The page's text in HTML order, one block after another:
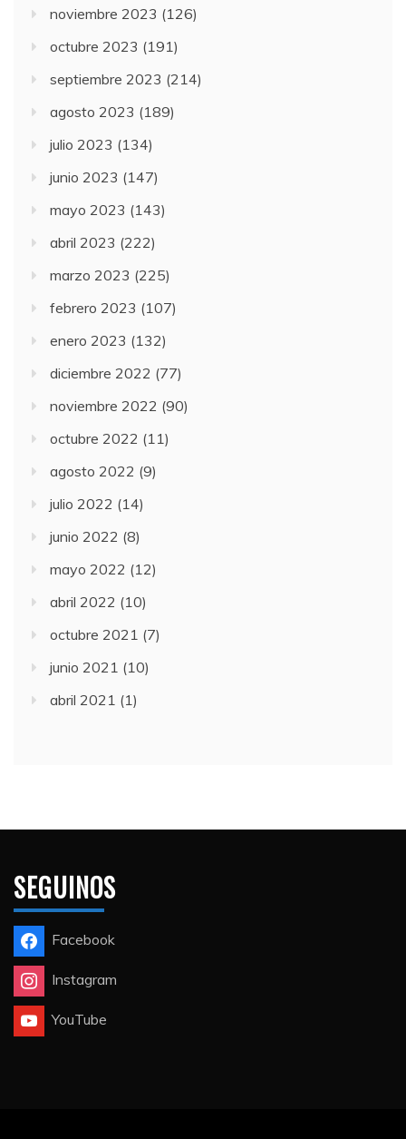
noviembre 2023 (126)
octubre 2023 (191)
septiembre 2023 (214)
agosto 2023 (189)
julio 2023 (134)
junio 2023 (147)
mayo 2023 (143)
abril 2023 (222)
marzo 2023 (225)
febrero 2023 (107)
enero 2023 (132)
diciembre 2022 (77)
noviembre 2022 (90)
octubre 2022 (11)
agosto 2022 (9)
julio 2022 (14)
junio 2022 (8)
mayo 2022 (12)
abril 2022 (10)
octubre 2021 (7)
junio 2021 (10)
abril 2021 (1)
SEGUINOS
Facebook
Instagram
YouTube